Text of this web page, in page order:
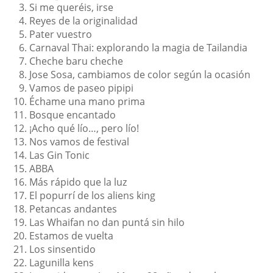
Si me queréis, irse
Reyes de la originalidad
Pater vuestro
Carnaval Thai: explorando la magia de Tailandia
Cheche baru cheche
Jose Sosa, cambiamos de color según la ocasión
Vamos de paseo pipipi
Échame una mano prima
Bosque encantado
¡Acho qué lío…, pero lío!
Nos vamos de festival
Las Gin Tonic
ABBA
Más rápido que la luz
El popurrí de los aliens king
Petancas andantes
Las Whaifan no dan puntá sin hilo
Estamos de vuelta
Los sinsentido
Lagunilla kens